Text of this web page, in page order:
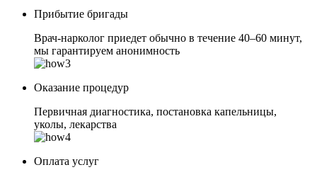
Прибытие бригады
Врач-нарколог приедет обычно в течение 40–60 минут,
мы гарантируем анонимность
Оказание процедур
Первичная диагностика, постановка капельницы,
уколы, лекарства
Оплата услуг